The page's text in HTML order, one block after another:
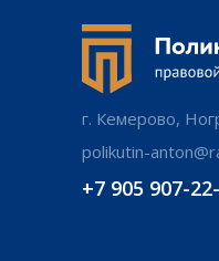
+7 905 907-
polikutin-
г. Кемерово,